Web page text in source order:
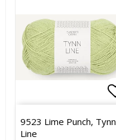
9523 Lime Punch, Tynn
Line